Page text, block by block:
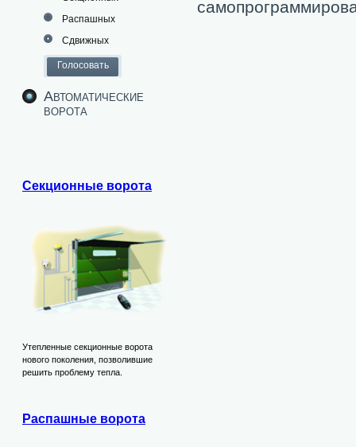
Распашных
Сдвижных
Автоматические
ворота
Секционные ворота
Утепленные секционные ворота
нового поколения, позволившие
решить проблему тепла.
Распашные ворота